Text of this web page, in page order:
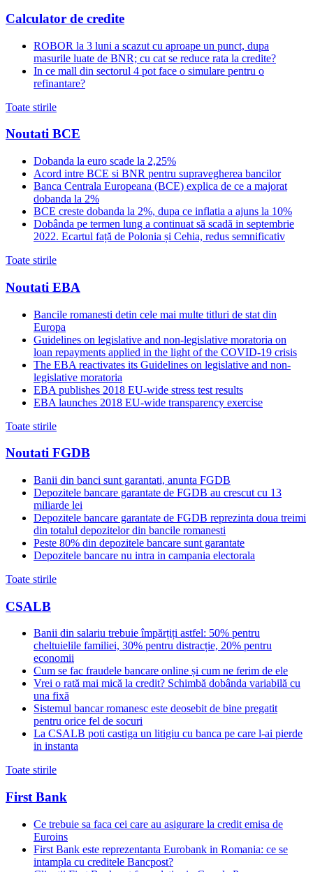
Calculator de credite
ROBOR la 3 luni a scazut cu aproape un punct, dupa
masurile luate de BNR; cu cat se reduce rata la credite?
In ce mall din sectorul 4 pot face o simulare pentru o
refinantare?
Toate stirile
Noutati BCE
Dobanda la euro scade la 2,25%
Acord intre BCE si BNR pentru supravegherea bancilor
Banca Centrala Europeana (BCE) explica de ce a majorat
dobanda la 2%
BCE creste dobanda la 2%, dupa ce inflatia a ajuns la 10%
Dobânda pe termen lung a continuat să scadă in septembrie
2022. Ecartul față de Polonia și Cehia, redus semnificativ
Toate stirile
Noutati EBA
Bancile romanesti detin cele mai multe titluri de stat din
Europa
Guidelines on legislative and non-legislative moratoria on
loan repayments applied in the light of the COVID-19 crisis
The EBA reactivates its Guidelines on legislative and non-
legislative moratoria
EBA publishes 2018 EU-wide stress test results
EBA launches 2018 EU-wide transparency exercise
Toate stirile
Noutati FGDB
Banii din banci sunt garantati, anunta FGDB
Depozitele bancare garantate de FGDB au crescut cu 13
miliarde lei
Depozitele bancare garantate de FGDB reprezinta doua treimi
din totalul depozitelor din bancile romanesti
Peste 80% din depozitele bancare sunt garantate
Depozitele bancare nu intra in campania electorala
Toate stirile
CSALB
Banii din salariu trebuie împărțiți astfel: 50% pentru
cheltuielile familiei, 30% pentru distracție, 20% pentru
economii
Cum se fac fraudele bancare online și cum ne ferim de ele
Vrei o rată mai mică la credit? Schimbă dobânda variabilă cu
una fixă
Sistemul bancar romanesc este deosebit de bine pregatit
pentru orice fel de socuri
La CSALB poti castiga un litigiu cu banca pe care l-ai pierde
in instanta
Toate stirile
First Bank
Ce trebuie sa faca cei care au asigurare la credit emisa de
Euroins
First Bank este reprezentanta Eurobank in Romania: ce se
intampla cu creditele Bancpost?